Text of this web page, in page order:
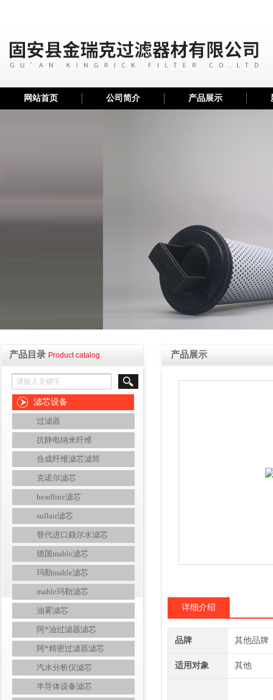
网站首页 公司简介 产品展示
产品目录 Product catalog
滤芯设备
过滤器
抗静电纳米纤维
合成纤维滤芯滤筒
克诺尔滤芯
headline滤芯
sullair滤芯
替代进口颇尔水滤芯
德国mahle滤芯
玛勒mahle滤芯
mahle玛勒滤芯
油雾滤芯
阿*油过滤器滤芯
阿*精密过滤器滤芯
汽水分析仪滤芯
半导体设备滤芯
产品展示
详细介绍
品牌 其他品牌
适用对象 其他